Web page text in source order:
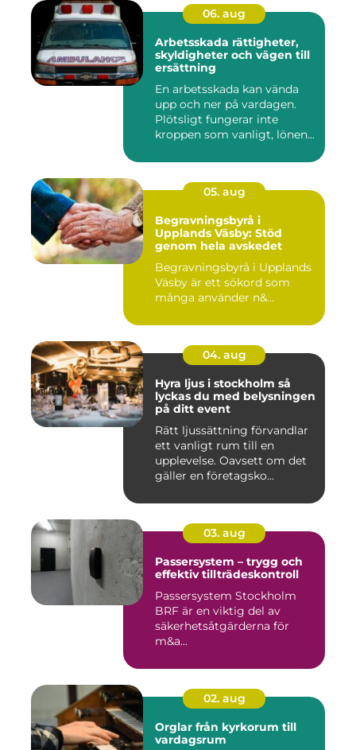
06. aug
Arbetsskada rättigheter,
skyldigheter och vägen till
ersättning
En arbetsskada kan vända
upp och ner på vardagen.
Plötsligt fungerar inte
kroppen som vanligt, lönen...
05. aug
Begravningsbyrå i
Upplands Väsby: Stöd
genom hela avskedet
Begravningsbyrå i Upplands
Väsby är ett sökord som
många använder n&...
04. aug
Hyra ljus i stockholm så
lyckas du med belysningen
på ditt event
Rätt ljussättning förvandlar
ett vanligt rum till en
upplevelse. Oavsett om det
gäller en företagsko...
03. aug
Passersystem – trygg och
effektiv tillträdeskontroll
Passersystem Stockholm
BRF är en viktig del av
säkerhetsåtgärderna för
m&a...
02. aug
Orglar från kyrkorum till
vardagsrum